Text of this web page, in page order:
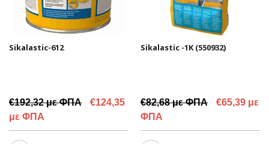
Sikalastic-612
€192,32 με ΦΠΑ
€124,35
με ΦΠΑ
Sikalastic -1K (550932)
€82,68 με ΦΠΑ
€65,39 με
ΦΠΑ